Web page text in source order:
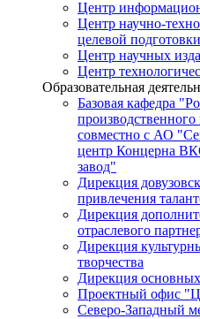
Центр
Центр научно-
целевой подготовки
Центр научных
Центр
Образовательная
Базовая кафедра
совместно с АО
центр Концерна
завод"
Дирекция
привлечения
Дирекция
отраслевого
Дирекция
творчества
Дирекция
Проектный офис
Северо-Западный